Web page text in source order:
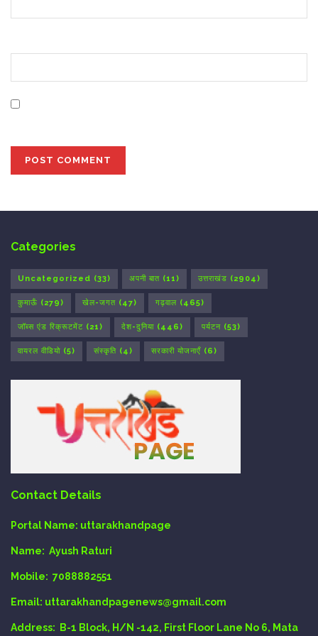
Categories
Uncategorized (33) अपनी बात (11) उत्तराखंड (2904)
कुमाऊँ (279) खेल-जगत (47) गढ़वाल (465)
जॉब्स एंड रिक्रूटमेंट (21) देश-दुनिया (446) पर्यटन (53)
वायरल वीडियो (5) संस्कृति (4) सरकारी योजनाएँ (6)
Contact Details
Portal Name: uttarakhandpage
Name: Ayush Raturi
Mobile: 7088882551
Email: uttarakhandpagenews@gmail.com
Address: B-1 Block, H/N -142, First Floor Lane No 6, Mata